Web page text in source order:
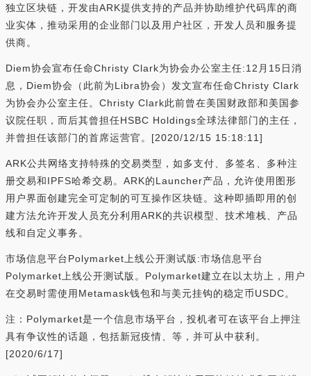
独立区块链，开发由ARK提供支持的产品并协助维护代码库的商
业实体，推动采用的企业部门以及用户社区，开发人员和服务提
供商。
Diem协会宣布任命Christy Clark为协会办公室主任:12月15日消
息，Diem协会（此前为Libra协会）发文宣布任命Christy Clark
为协会办公室主任。Christy Clark此前曾在美国财政部和美国参
议院任职，而后其曾担任HSBC Holdings全球法律部门的主任，
并曾担任该部门的首席运营官。[2020/12/15 15:18:11]
ARK公共网络支持特殊的交易类型，如多支付、多签名、多种注
册交易和IPFS哈希交易。ARK的Launcher产品，允许使用图形
用户界面创建完全可定制的可互操作区块链。这种即插即用的创
建方法允许开发人员充分利用ARK的共识模型、技术堆栈、产品
线和自定义事务。
市场信息平台Polymarket上线公开测试版:市场信息平台
Polymarket上线公开测试版。Polymarket建立在以太坊上，用户
在交易时需使用Metamask钱包和与美元挂钩的稳定币USDC。
注：Polymarket是一个信息市场平台，投机者可在该平台上押注
具有争议性的话题，包括新冠疫情、等，并可从中获利。
[2020/6/17]